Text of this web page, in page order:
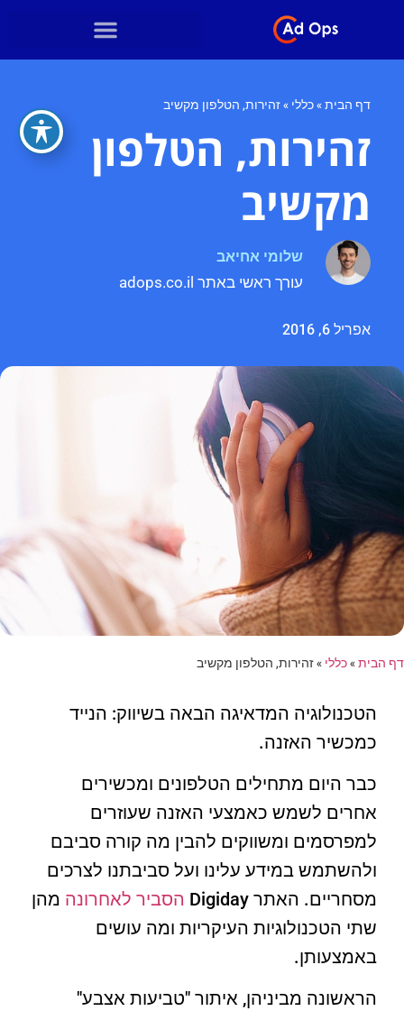
דף הבית»כללי »זהירות, הטלפון מקשיב
זהירות, הטלפון
מקשיב
שלומי אחיאב
עורך ראשי באתר adops.co.il
אפריל 6, 2016
דף הבית»כללי »זהירות, הטלפון מקשיב
הטכנולוגיה המדאיגה הבאה בשיווק: הנייד
כמכשיר האזנה.
כבר היום מתחילים הטלפונים ומכשירים
אחרים לשמש כאמצעי האזנה שעוזרים
למפרסמים ומשווקים להבין מה קורה סביבם
ולהשתמש במידע עלינו ועל סביבתנו לצרכים
מסחריים. האתר Digiday
הסביר לאחרונה מהן
שתי הטכנולוגיות העיקריות ומה עושים
באמצעותן.
הראשונה מביניהן, איתור "טביעות אצבע"